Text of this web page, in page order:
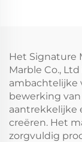
Het Signature
Marble Co.,
ambachtelijke
bewerking
aantrekkelijke
creëren. Het
zorgvuldig